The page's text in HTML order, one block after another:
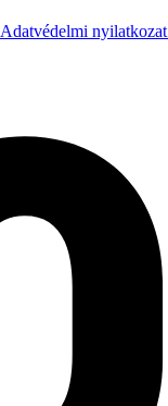
Adatvédelmi nyilatkozat